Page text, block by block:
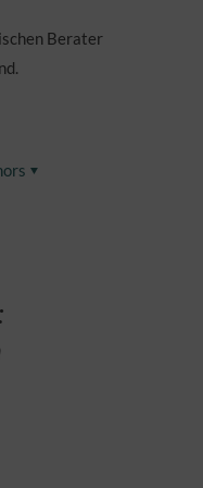
Berater